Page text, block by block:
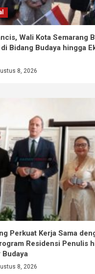
Wali Kota Semarang
Bidang Budaya hingga
8, 2026
Perkuat Kerja Sama
Residensi Penulis
Budaya
8, 2026